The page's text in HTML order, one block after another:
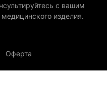
с вашим
изделия.
Оферта